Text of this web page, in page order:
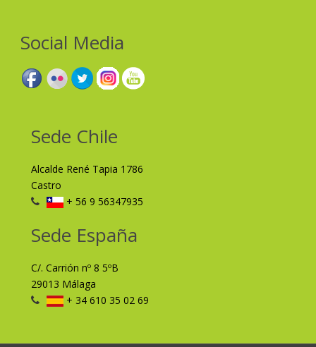
Social Media
Sede Chile
Alcalde René Tapia 1786
Castro
+ 56 9 56347935
Sede España
C/. Carrión nº 8 5ºB
29013 Málaga
+ 34 610 35 02 69